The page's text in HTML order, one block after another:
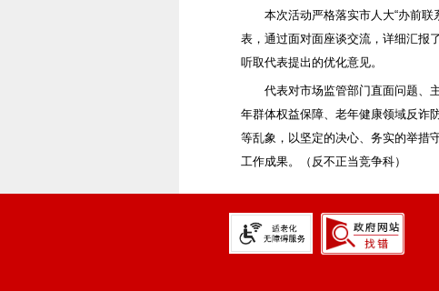
本次活动严格落实市人大“办前
表，通过面对面座谈交流，详细汇报
听取代表提出的优化意见。
代表对市场监管部门直面问题、
年群体权益保障、老年健康领域反诈
等乱象，以坚定的决心、务实的举措
工作成果。（反不正当竞争科）